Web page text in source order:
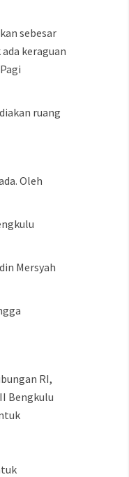
sebesar
keraguan
ruang
Oleh
Mersyah
RI,
Bengkulu